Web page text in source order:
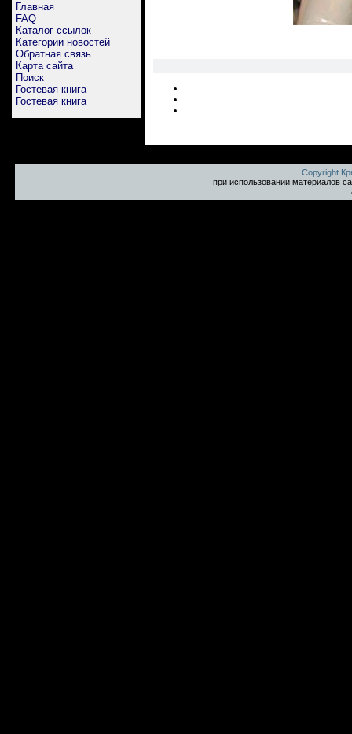
Главная
FAQ
Каталог ссылок
Категории новостей
Обратная связь
Карта сайта
Поиск
Гостевая книга
Гостевая книга
Copyright
при использовании материалов